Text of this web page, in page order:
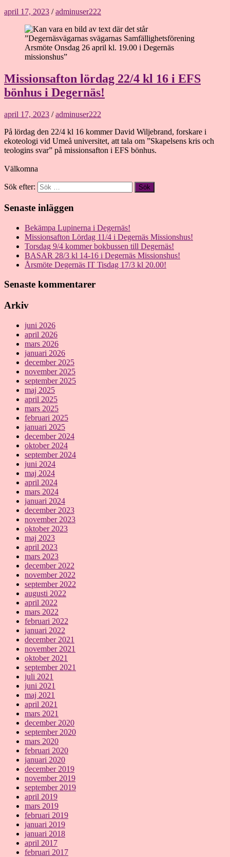
april 17, 2023 /adminuser222
Missionsafton lördag 22/4 kl 16 i EFS
bönhus i Degernäs!
april 17, 2023 /adminuser222
På lördag den 22/4 kl 16 kommer David Wiljebrand, forskare i
ekoteologi vid Umeå universitet, att tala om ”Skapelsens kris och
teologins svar” på missionsafton i EFS bönhus.
Välkomna
Sök efter:
Senaste inläggen
Bekämpa Lupinerna i Degernäs!
Missionsafton Lördag 11/4 i Degernäs Missionshus!
Torsdag 9/4 kommer bokbussen till Degernäs!
BASAR 28/3 kl 14-16 i Degernäs Missionshus!
Årsmöte Degernäs IT Tisdag 17/3 kl 20.00!
Senaste kommentarer
Arkiv
juni 2026
april 2026
mars 2026
januari 2026
december 2025
november 2025
september 2025
maj 2025
april 2025
mars 2025
februari 2025
januari 2025
december 2024
oktober 2024
september 2024
juni 2024
maj 2024
april 2024
mars 2024
januari 2024
december 2023
november 2023
oktober 2023
maj 2023
april 2023
mars 2023
december 2022
november 2022
september 2022
augusti 2022
april 2022
mars 2022
februari 2022
januari 2022
december 2021
november 2021
oktober 2021
september 2021
juli 2021
juni 2021
maj 2021
april 2021
mars 2021
december 2020
september 2020
mars 2020
februari 2020
januari 2020
december 2019
november 2019
september 2019
april 2019
mars 2019
februari 2019
januari 2019
januari 2018
april 2017
februari 2017